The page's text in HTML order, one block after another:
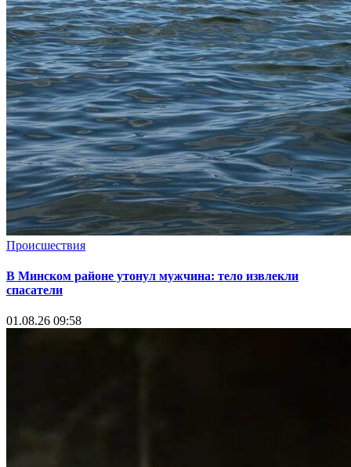
Происшествия
В Минском районе утонул мужчина: тело извлекли
спасатели
01.08.26 09:58